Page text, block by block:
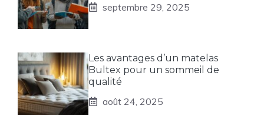
septembre 29, 2025
Les avantages d’un matelas
Bultex pour un sommeil de
qualité
août 24, 2025